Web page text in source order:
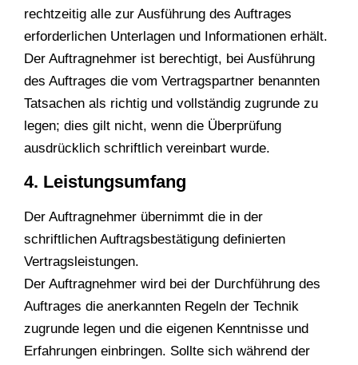
rechtzeitig alle zur Ausführung des Auftrages
erforderlichen Unterlagen und Informationen erhält.
Der Auftragnehmer ist berechtigt, bei Ausführung
des Auftrages die vom Vertragspartner benannten
Tatsachen als richtig und vollständig zugrunde zu
legen; dies gilt nicht, wenn die Überprüfung
ausdrücklich schriftlich vereinbart wurde.
4. Leistungsumfang
Der Auftragnehmer übernimmt die in der
schriftlichen Auftragsbestätigung definierten
Vertragsleistungen.
Der Auftragnehmer wird bei der Durchführung des
Auftrages die anerkannten Regeln der Technik
zugrunde legen und die eigenen Kenntnisse und
Erfahrungen einbringen. Sollte sich während der